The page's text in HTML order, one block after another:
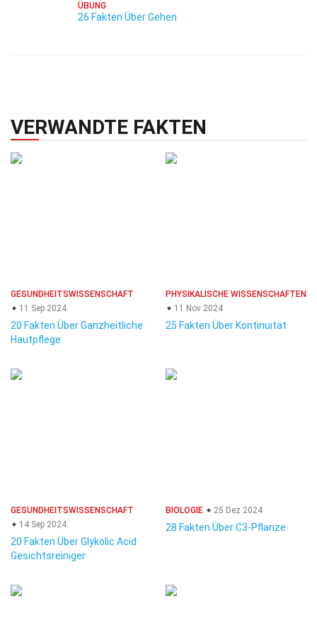
ÜBUNG
26 Fakten Über Gehen
VERWANDTE FAKTEN
GESUNDHEITSWISSENSCHAFT
11 Sep 2024
20 Fakten Über Ganzheitliche
Hautpflege
PHYSIKALISCHE WISSENSCHAFTEN
11 Nov 2024
25 Fakten Über Kontinuität
GESUNDHEITSWISSENSCHAFT
14 Sep 2024
20 Fakten Über Glykolic Acid
Gesichtsreiniger
BIOLOGIE 25 Dez 2024
28 Fakten Über C3-Pflanze